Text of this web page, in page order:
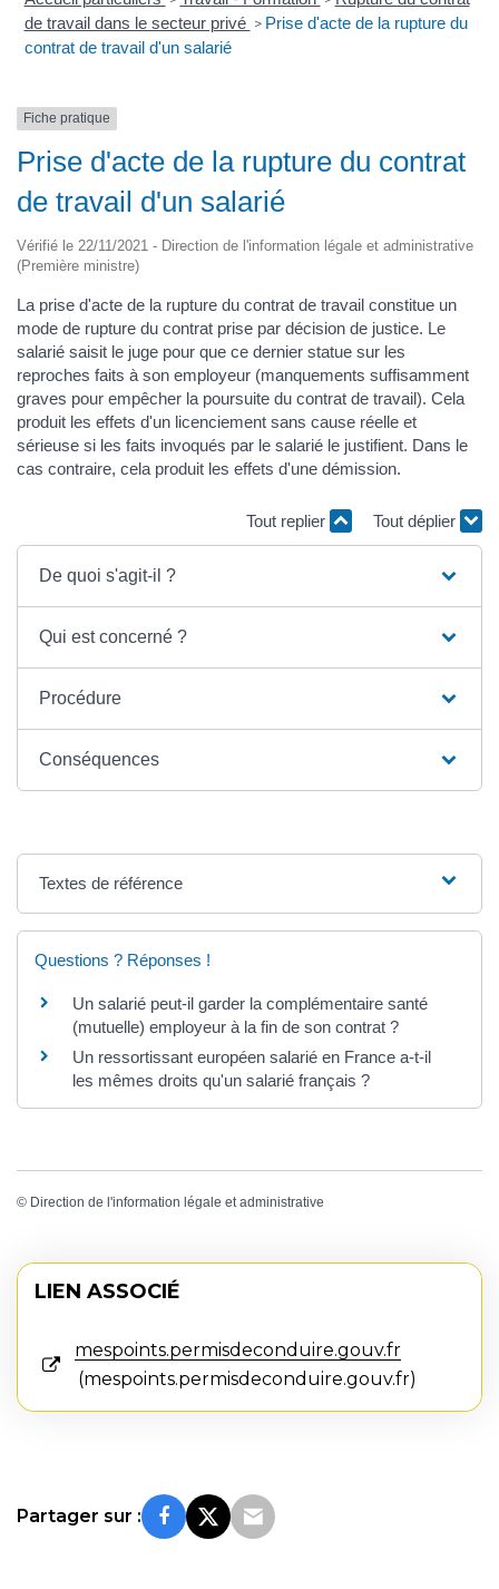
de travail dans le secteur privé > Prise d'acte de la rupture du
contrat de travail d'un salarié
Fiche pratique
Prise d'acte de la rupture du contrat
de travail d'un salarié
Vérifié le 22/11/2021 - Direction de l'information légale et administrative
(Première ministre)
La prise d'acte de la rupture du contrat de travail constitue un
mode de rupture du contrat prise par décision de justice. Le
salarié saisit le juge pour que ce dernier statue sur les
reproches faits à son employeur (manquements suffisamment
graves pour empêcher la poursuite du contrat de travail). Cela
produit les effets d'un licenciement sans cause réelle et
sérieuse si les faits invoqués par le salarié le justifient. Dans le
cas contraire, cela produit les effets d'une démission.
Tout replier Tout déplier
De quoi s'agit-il ?
Qui est concerné ?
Procédure
Conséquences
Textes de référence
Questions ? Réponses !
Un salarié peut-il garder la complémentaire santé
(mutuelle) employeur à la fin de son contrat ?
Un ressortissant européen salarié en France a-t-il
les mêmes droits qu'un salarié français ?
© Direction de l'information légale et administrative
LIEN ASSOCIÉ
mespoints.permisdeconduire.gouv.fr
mespoints.permisdeconduire.gouv.fr
Partager sur :